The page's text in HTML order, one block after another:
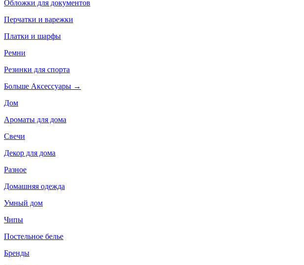
Обложки для документов
Перчатки и варежки
Платки и шарфы
Ремни
Резинки для спорта
Больше Аксессуары →
Дом
Ароматы для дома
Свечи
Декор для дома
Разное
Домашняя одежда
Умный дом
Чипы
Постельное белье
Бренды